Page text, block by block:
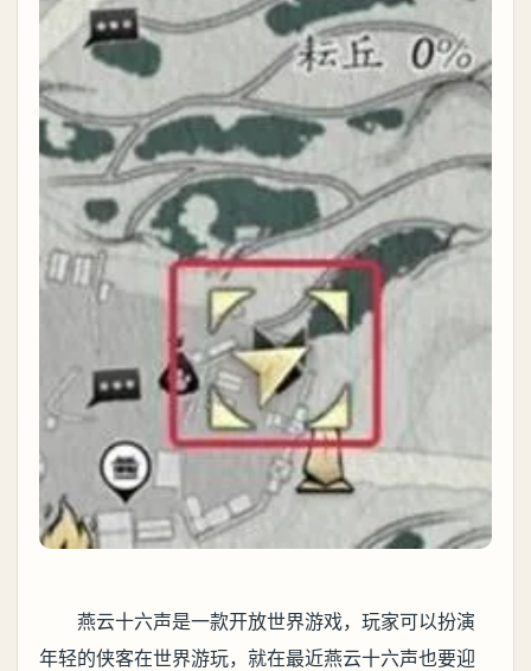
燕云十六声是一款开放世界游戏，玩家可以扮演
年轻的侠客在世界游玩，就在最近燕云十六声也要迎